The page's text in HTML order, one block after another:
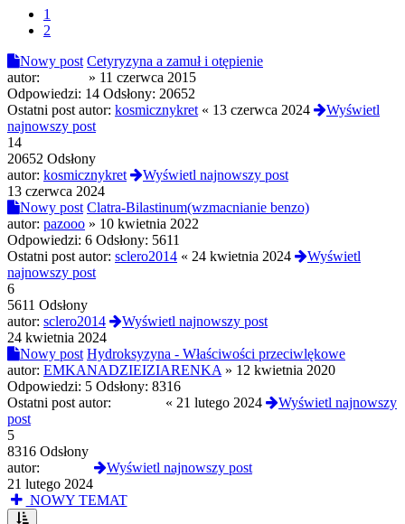
1
2
Nowy post Cetyryzyna a zamuł i otępienie
autor:
» 11 czerwca 2015
Odpowiedzi: 14 Odsłony: 20652
Ostatni post autor: kosmicznykret « 13 czerwca 2024
Wyświetl
najnowszy post
14
20652 Odsłony
autor: kosmicznykret
Wyświetl najnowszy post
13 czerwca 2024
Nowy post Clatra-Bilastinum(wzmacnianie benzo)
autor: pazooo » 10 kwietnia 2022
Odpowiedzi: 6 Odsłony: 5611
Ostatni post autor: sclero2014 « 24 kwietnia 2024
Wyświetl
najnowszy post
6
5611 Odsłony
autor: sclero2014
Wyświetl najnowszy post
24 kwietnia 2024
Nowy post Hydroksyzyna - Właściwości przeciwlękowe
autor: EMKANADZIEIZIARENKA » 12 kwietnia 2020
Odpowiedzi: 5 Odsłony: 8316
Ostatni post autor:
« 21 lutego 2024
Wyświetl najnowszy
post
5
8316 Odsłony
autor:
Wyświetl najnowszy post
21 lutego 2024
NOWY TEMAT